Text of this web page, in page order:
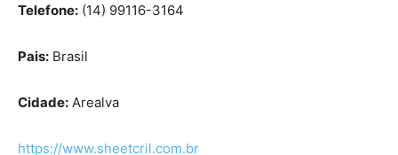
Telefone: (14) 99116-3164
Pais: Brasil
Cidade: Arealva
https://www.sheetcril.com.br